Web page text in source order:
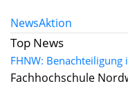
NewsAktion
Top News
FHNW:
Fachhochschule